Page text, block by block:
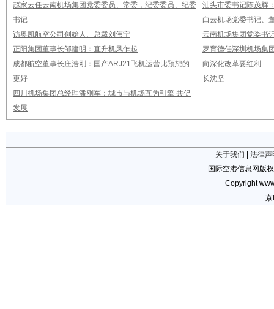
赵家云任云南机场集团党委委员、常委，纪委委员、纪委
书记
汕头市委书记陈茂辉
白云机场党委书记、
访奥凯航空公司创始人、总裁刘伟宁
云南机场集团党委书
正阳集团董事长邹建明：直升机风乍起
罗育德任深圳机场集
成都航空董事长庄浩刚：国产ARJ21飞机运营比预想的
更好
向深化改革要红利
长沈坚
四川机场集团总经理潘刚军：城市与机场互为引擎 共促
发展
关于我们
法律声
国际空港信息网版
Copyright